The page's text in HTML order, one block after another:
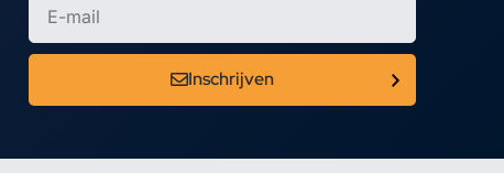
Inschrijven